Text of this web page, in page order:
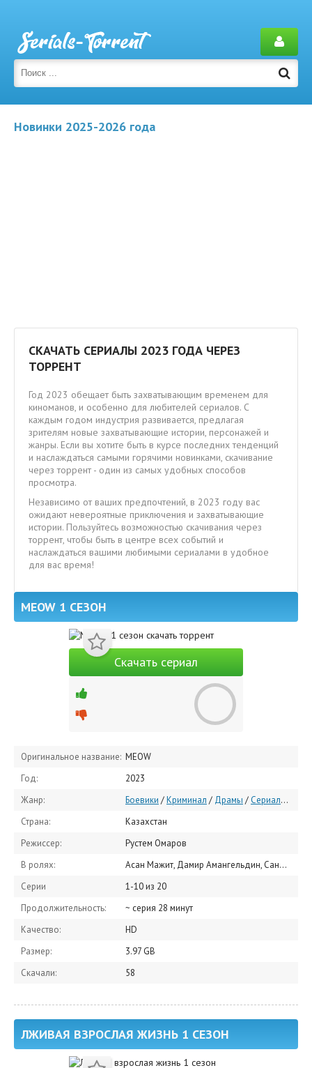
Новинки 2025-2026 года
СКАЧАТЬ СЕРИАЛЫ 2023 ГОДА ЧЕРЕЗ
ТОРРЕНТ
Год 2023 обещает быть захватывающим временем для
киноманов, и особенно для любителей сериалов. С
каждым годом индустрия развивается, предлагая
зрителям новые захватывающие истории, персонажей и
жанры. Если вы хотите быть в курсе последних тенденций
и наслаждаться самыми горячими новинками, скачивание
через торрент - один из самых удобных способов
просмотра.
Независимо от ваших предпочтений, в 2023 году вас
ожидают невероятные приключения и захватывающие
истории. Пользуйтесь возможностью скачивания через
торрент, чтобы быть в центре всех событий и
наслаждаться вашими любимыми сериалами в удобное
для вас время!
MEOW 1 СЕЗОН
Скачать сериал
Оригинальное название: MEOW
Год:
2023
Жанр:
Боевики /Криминал / Драмы / Сериалы 2023
Страна:
Казахстан
Режиссер:
Рустем Омаров
В ролях:
Асан Мажит, Дамир Амангельдин, Санжар Мади, Жандос Айбасов, Берик Айтжанов, Дулыга Акмолда, Азиз Бейшеналиев, Рустем Омаров, Чингиз Капин, Роберт Кун
Серии
1-10 из 20
Продолжительность:
~ серия 28 минут
Качество:
HD
Размер:
3.97 GB
Скачали:
58
ЛЖИВАЯ ВЗРОСЛАЯ ЖИЗНЬ 1 СЕЗОН